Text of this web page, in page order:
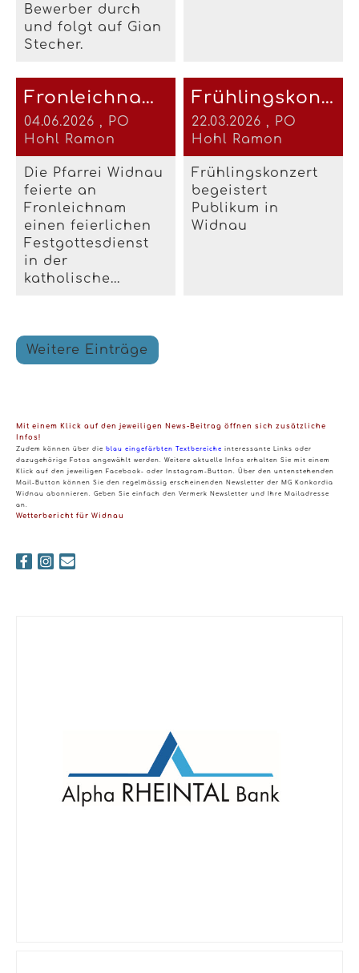
Bewerber durch
und folgt auf Gian
Stecher.
Fronleichnam 2026
04.06.2026 , PO
Hohl Ramon
Die Pfarrei Widnau
feierte an
Fronleichnam
einen feierlichen
Festgottesdienst
in der
katholische...
Frühlingskonzert 2026
22.03.2026 , PO
Hohl Ramon
Frühlingskonzert
begeistert
Publikum in
Widnau
Weitere Einträge
Mit einem Klick auf den jeweiligen News-Beitrag öffnen sich zusätzliche
Infos!
Zudem können über die blau eingefärbten Textbereiche interessante Links oder
dazugehörige Fotos angewählt werden. Weitere aktuelle Infos erhalten Sie mit einem
Klick auf den jeweiligen Facebook- oder Instagram-Button. Über den untenstehenden
Mail-Button können Sie den regelmässig erscheinenden Newsletter der MG Konkordia
Widnau abonnieren. Geben Sie einfach den Vermerk Newsletter und Ihre Mailadresse
an.
Wetterbericht für Widnau